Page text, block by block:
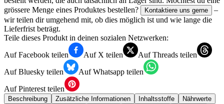
grössere Menge eines Produktes bestellen?
Kontaktiere uns gerne
–
wir teilen dir umgehend mit, ob dies möglich ist und wie lange die
Lieferfrist beträgt.
Teile dieses Produkt in deinen sozialen Netzwerken:
Auf Facebook teilen
Auf X teilen
Auf Threads teilen
Auf Bluesky teilen
Auf Whatsapp teilen
Auf Pinterest teilen
Beschreibung Zusätzliche Informationen Inhaltsstoffe
Nährwerte